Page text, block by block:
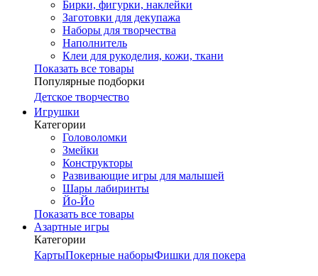
Бирки, фигурки, наклейки
Заготовки для декупажа
Наборы для творчества
Наполнитель
Клеи для рукоделия, кожи, ткани
Показать все товары
Популярные подборки
Детское творчество
Игрушки
Категории
Головоломки
Змейки
Конструкторы
Развивающие игры для малышей
Шары лабиринты
Йо-Йо
Показать все товары
Азартные игры
Категории
КартыПокерные наборыФишки для покера